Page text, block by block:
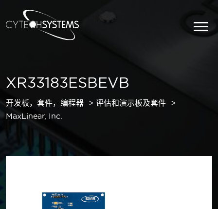
XR33183ESBEVB
开发板，套件，编程器
评估和演示板及套件
MaxLinear, Inc.